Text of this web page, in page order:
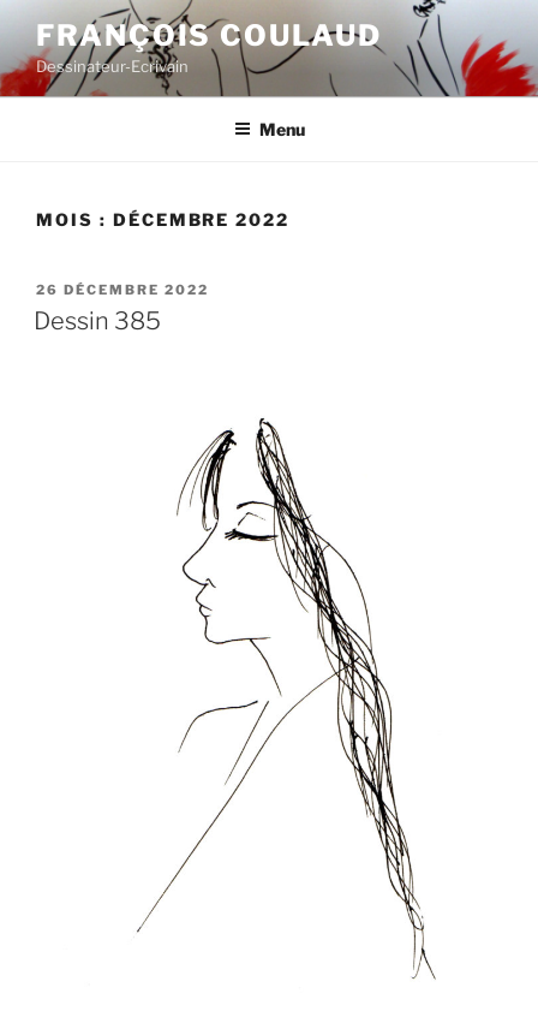
contenu
principal
FRANÇOIS COULAUD
Dessinateur-Ecrivain
Menu
MOIS : DÉCEMBRE 2022
PUBLIÉ
LE
26 DÉCEMBRE 2022
Dessin 385